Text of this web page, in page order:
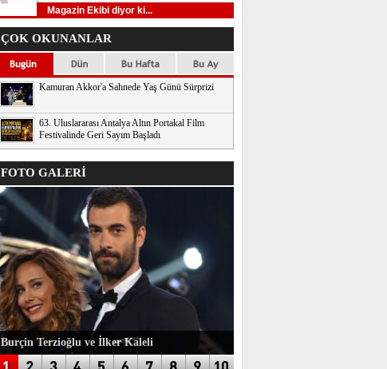
Magazin Ekibi diyor ki...
ÇOK OKUNANLAR
Kamuran Akkor'a Sahnede Yaş Günü Sürprizi
63. Uluslararası Antalya Altın Portakal Film
Festivalinde Geri Sayım Başladı
FOTO GALERİ
Burçin Terzioğlu ve İlker Kaleli